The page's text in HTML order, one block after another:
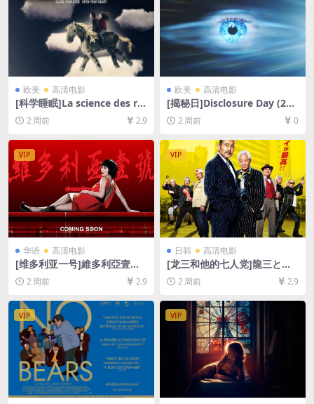
欧美 高清电影
[科学睡眠]La science des rê
ves (2006)[百度网盘+夸克网
盘1080P超清未删减资源][网
盘在线播放/下载][MP4/7GB]
[中英字幕]
2 周前 2.9
欧美 高清电影
[揭秘日]Disclosure Day (202
6)[百度网盘+夸克网盘1080P
超清未删减资源][网盘在线播
放/下载][MP4/9.6GB][中文字
幕]
2 周前 0
VIP
华语 高清电影
[维多利亚一号]維多利亞壹號
(2010)[百度网盘+夸克网盘10
80P超清未删减资源][网盘在
文字幕]
2 周前 2.9
VIP
日韩 高清电影
[龙三和他的七人党]龍三と七
人の子分たち (2015)[百度网
盘+夸克网盘1080P超清未删
[MP4/7.3GB][中文字幕]
2 周前 2.9
VIP VIP